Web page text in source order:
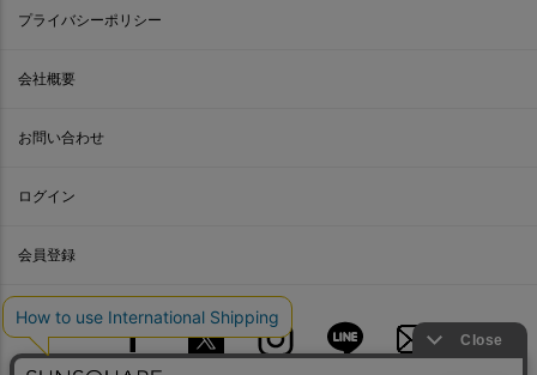
プライバシーポリシー
会社概要
お問い合わせ
ログイン
会員登録